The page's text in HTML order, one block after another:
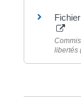
libertés